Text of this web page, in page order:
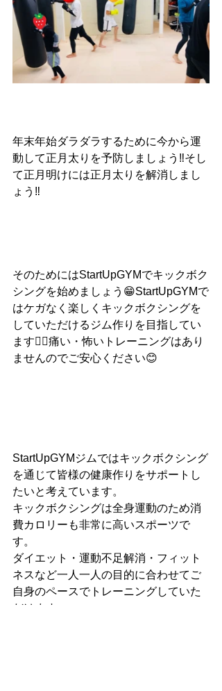
年末年始ダラダラするために今から運
動して正月太りを予防しましょう‼️そし
て正月明けには正月太りを解消しまし
ょう‼️
そのためにはStartUpGYMでキックボク
シングを始めましょう😁StartUpGYMで
はケガなく楽しくキックボクシングを
していただけるジム作りを目指してい
ます👍🏻痛い・怖いトレーニングはあり
ませんのでご安心ください😊
StartUpGYMジムではキックボクシング
を通じて皆様の健康作りをサポートし
たいと考えています。
キックボクシングは全身運動のため消
費カロリーも非常に高いスポーツで
す。
ダイエット・運動不足解消・フィット
ネスなど一人一人の目的に合わせてご
自身のペースでトレーニングしていた
だけます。